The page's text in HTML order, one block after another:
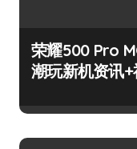
荣耀500 Pro
潮玩新机资讯